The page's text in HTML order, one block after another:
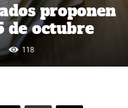
proponen
de octubre
118